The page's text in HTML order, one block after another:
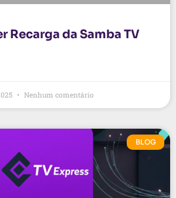
Recarga da Samba TV
Nenhum comentário
BLOG